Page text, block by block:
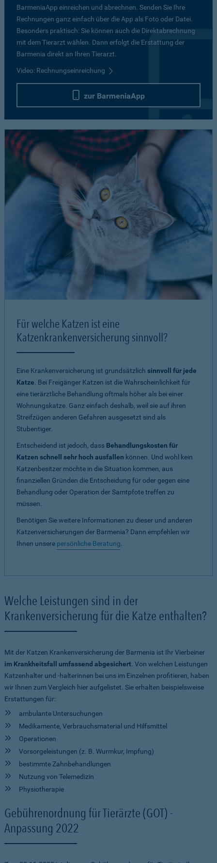
BarmeniaApp einreichen und abrechnen. Senden Sie Ihre
Rechnungen ganz einfach über die App als Foto oder Datei.
Besonders praktisch: Sie können auch die Direktabrechnung
mit dem Tierarzt wählen. Dann erfolgt die Erstattung der
Barmenia direkt an Ihren Tierarzt.
Video: Rechnungseinreichung
zur BarmeniaApp
Für welche Katzen ist eine
Katzenkrankenversicherung sinnvoll?
Eine Krankenversicherung ist grundsätzlich sinnvoll für jede
Katze. Bei Freigänger Katzen ist die Wahrscheinlichkeit für
eine tierärztliche Behandlung oftmals höher als bei einer
Wohnungskatze. Ganz einfach deshalb, weil sie auf ihren
Streifzügen anderen Gefahren ausgesetzt sind als
Stubentiger.
Entscheidend ist jedoch, dass Behandlungskosten für
Katzen schnell sehr hoch ausfallen können. Und wohl kein
Katzenbesitzer möchte in die Situation kommen, aus
finanziellen Gründen die Entscheidung für oder gegen eine
Behandlung oder Operation der Samtpfote treffen zu
müssen.
Benötigen Sie weitere Informationen zu dieser und anderen
Katzenversicherungen der Barmenia? Dann empfehlen wir
Ihnen unsere persönliche Beratung.
Welche Leistungen sind in der
Krankenversicherung für die Katze enthalten?
Mit der Katzen Krankenversicherung der Barmenia ist Ihr Vierbeiner
im Krankheitsfall umfassend abgesichert. Von welchen Leistungen
Katzenhalter und -halterinnen bei uns im Einzelnen profitieren, haben
wir Ihnen zum Vergleich hier aufgelistet. Sie erhalten beispielsweise
Erstattungen für:
ambulante Untersuchungen
Medikamente, Verbrauchsmaterial und Hilfsmittel
Operationen
Vorsorgeleistungen (z. B. Wurmkur, Impfung)
bestimmte Zahnbehandlungen
Nutzung von Telemedizin
Physiotherapie
Gebührenordnung für Tierärzte (GOT) -
Anpassung 2022